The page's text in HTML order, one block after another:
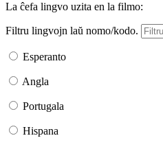
La ĉefa lingvo uzita en la filmo:
Filtru lingvojn laŭ nomo/kodo.
Esperanto
Angla
Portugala
Hispana